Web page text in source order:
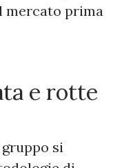
prima
e rotte
si